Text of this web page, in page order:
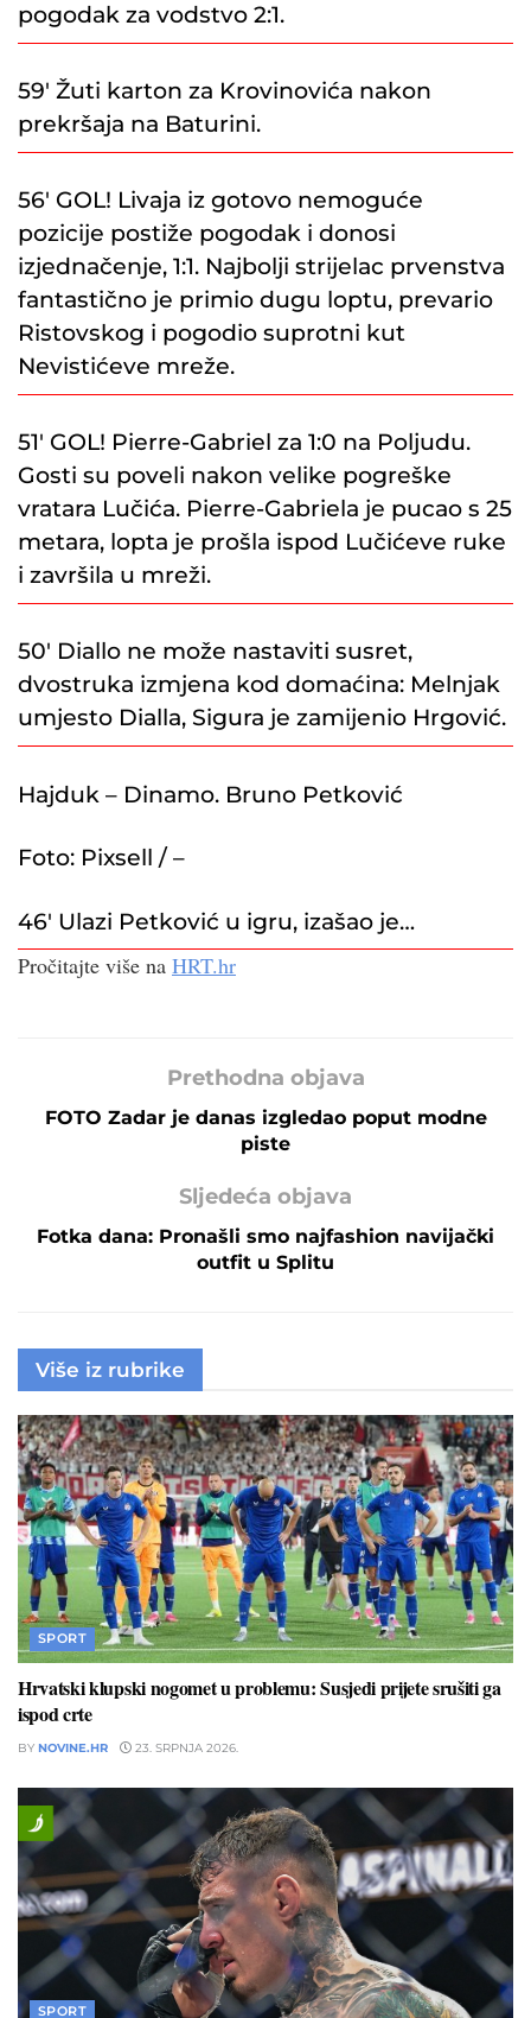
pogodak za vodstvo 2:1.
59′ Žuti karton za Krovinovića nakon
prekršaja na Baturini.
56′ GOL! Livaja iz gotovo nemoguće
pozicije postiže pogodak i donosi
izjednačenje, 1:1. Najbolji strijelac prvenstva
fantastično je primio dugu loptu, prevario
Ristovskog i pogodio suprotni kut
Nevistićeve mreže.
51′ GOL! Pierre-Gabriel za 1:0 na Poljudu.
Gosti su poveli nakon velike pogreške
vratara Lučića. Pierre-Gabriela je pucao s 25
metara, lopta je prošla ispod Lučićeve ruke
i završila u mreži.
50′ Diallo ne može nastaviti susret,
dvostruka izmjena kod domaćina: Melnjak
umjesto Dialla, Sigura je zamijenio Hrgović.
Hajduk – Dinamo. Bruno Petković
Foto: Pixsell /–
46′ Ulazi Petković u igru, izašao je…
Pročitajte više na HRT.hr
Prethodna objava
FOTO Zadar je danas izgledao poput modne
piste
Sljedeća objava
Fotka dana: Pronašli smo najfashion navijački
outfit u Splitu
Više iz rubrike
SPORT
Hrvatski klupski nogomet u problemu: Susjedi prijete srušiti ga
ispod crte
BY NOVINE.HR 23. SRPNJA 2026.
SPORT